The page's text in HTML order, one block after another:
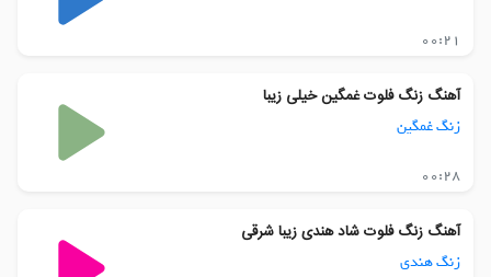
00:21
آهنگ زنگ فلوت غمگین خیلی زیبا
زنگ غمگین
00:28
آهنگ زنگ فلوت شاد هندی زیبا شرقی
زنگ هندی